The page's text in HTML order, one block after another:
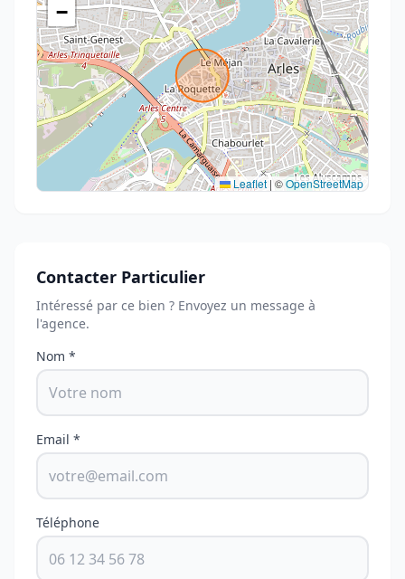
−
Leaflet | ©OpenStreetMap
Contacter Particulier
Intéressé par ce bien ? Envoyez un message à
l'agence.
Nom *
Email *
Téléphone